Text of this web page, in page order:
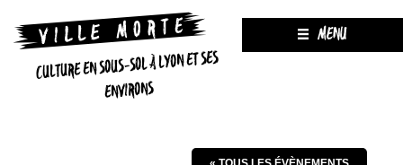
CULTURE EN SOUS-SOL À LYON ET SES
ENVIRONS
MENU